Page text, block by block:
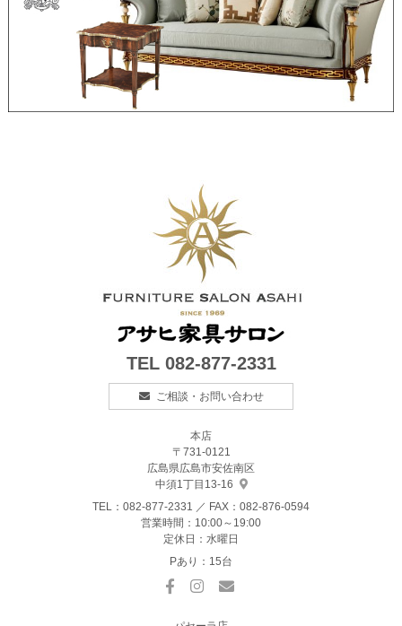
TEL 082-877-2331
ご相談・お問い合わせ
本店
〒731-0121
広島県広島市安佐南区
中須1丁目13-16
TEL： 082-877-2331 ／ FAX：082-876-0594
営業時間：10:00～19:00
定休日：水曜日
Pあり：15台